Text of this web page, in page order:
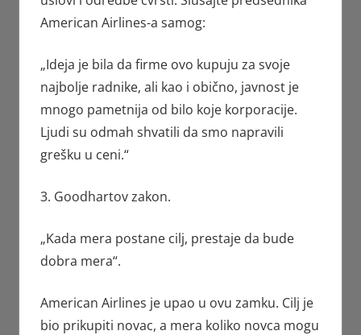
American Airlines-a samog:
„Ideja je bila da firme ovo kupuju za svoje
najbolje radnike, ali kao i obično, javnost je
mnogo pametnija od bilo koje korporacije.
Ljudi su odmah shvatili da smo napravili
grešku u ceni.“
3. Goodhartov zakon.
„Kada mera postane cilj, prestaje da bude
dobra mera“.
American Airlines je upao u ovu zamku. Cilj je
bio prikupiti novac, a mera koliko novca mogu